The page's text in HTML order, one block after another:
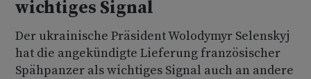
wichtiges Signal
Der ukrainische Präsident Wolodymyr Selenskyj
hat die angekündigte Lieferung französischer
Spähpanzer als wichtiges Signal auch an andere